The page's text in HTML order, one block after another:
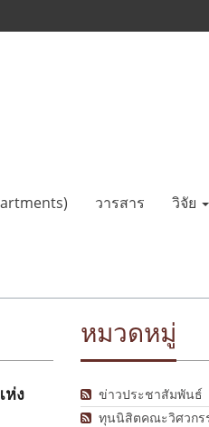
วารสาร วิจัย
ห่ง
หมวดหมู่
ข่าวประชาสัมพันธ์
ทุนนิสิตคณะวิศวกร